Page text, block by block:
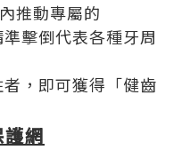
推動專屬的
準擊倒代表各種牙周
，即可獲得「健齒
網